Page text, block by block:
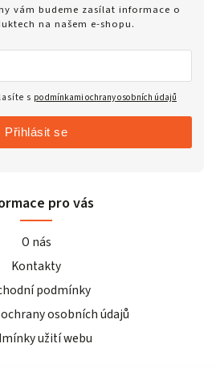
vám budeme zasílat informace o
na našem e-shopu.
s podmínkami ochrany osobních údajů
Přihlásit se
pro vás
O nás
Kontakty
podmínky
osobních údajů
užití webu